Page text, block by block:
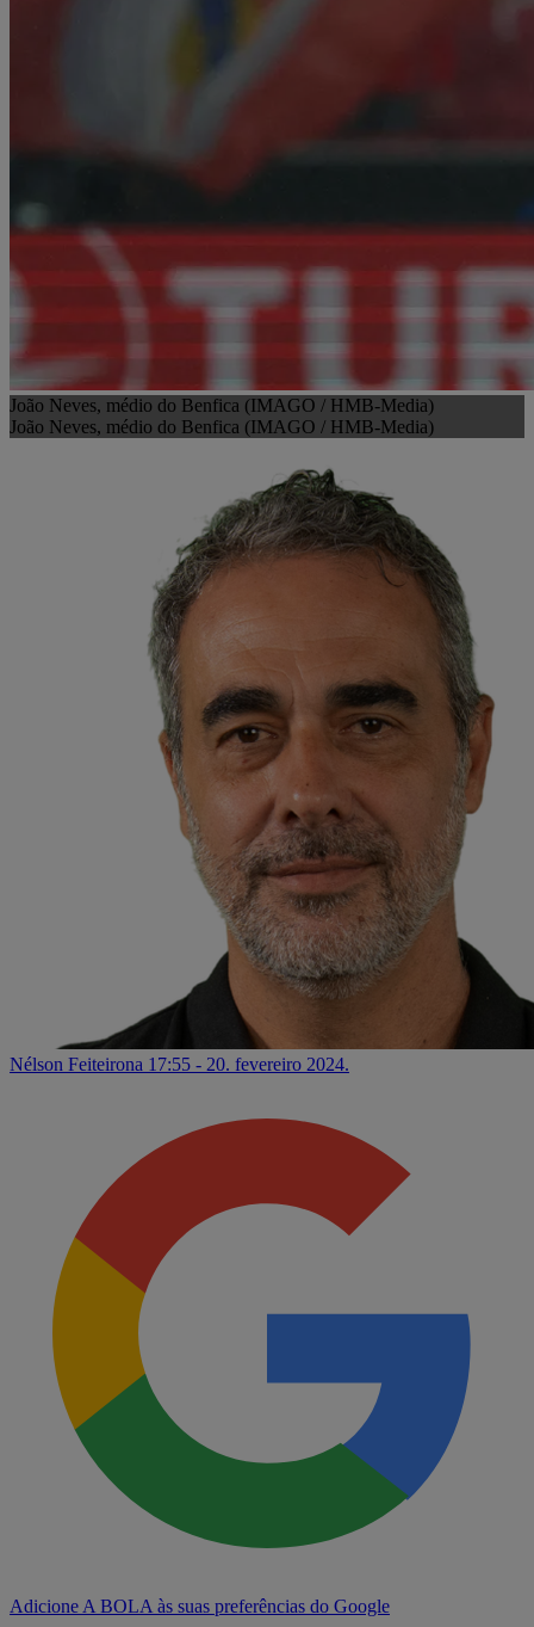
João Neves, médio do Benfica (IMAGO / HMB-Media)
João Neves, médio do Benfica (IMAGO / HMB-Media)
Nélson Feiteirona 17:55 - 20. fevereiro 2024.
Adicione A BOLA às suas preferências do Google